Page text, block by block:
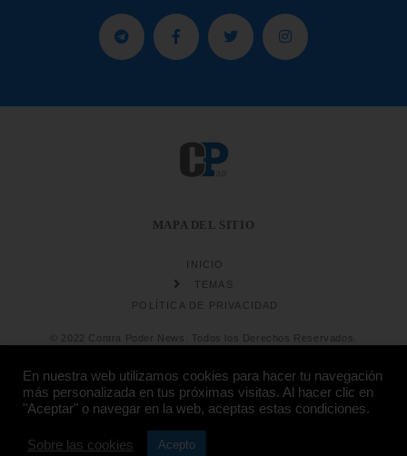
MAPA DEL SITIO
INICIO
TEMAS
POLÍTICA DE PRIVACIDAD
© 2022 Contra Poder News. Todos los Derechos Reservados.
Diseño web
En nuestra web utilizamos cookies para hacer tu navegación
más personalizada en tus próximas visitas. Al hacer clic en
"Aceptar" o navegar en la web, aceptas estas condiciones.
Sobre las cookies Acepto